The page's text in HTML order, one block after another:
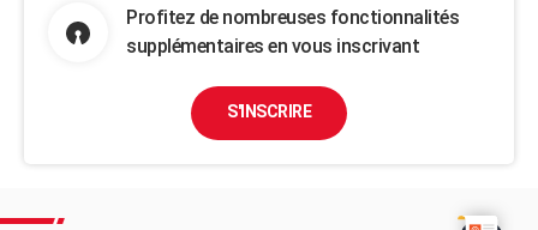
Profitez de nombreuses fonctionnalités
supplémentaires en vous inscrivant
S'INSCRIRE